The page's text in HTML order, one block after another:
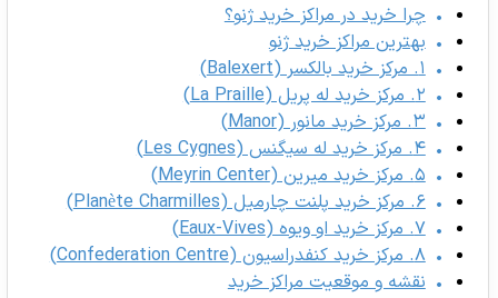
چرا خرید در مراکز خرید ژنو؟
بهترین مراکز خرید ژنو
۱. مرکز خرید بالکسر (Balexert)
۲. مرکز خرید له پریل (La Praille)
۳. مرکز خرید مانور (Manor)
۴. مرکز خرید له سیگنس (Les Cygnes)
۵. مرکز خرید میرین (Meyrin Center)
۶. مرکز خرید پلنت چارمیل (Planète Charmilles)
۷. مرکز خرید او ویوه (Eaux-Vives)
۸. مرکز خرید کنفدراسیون (Confederation Centre)
نقشه و موقعیت مراکز خرید